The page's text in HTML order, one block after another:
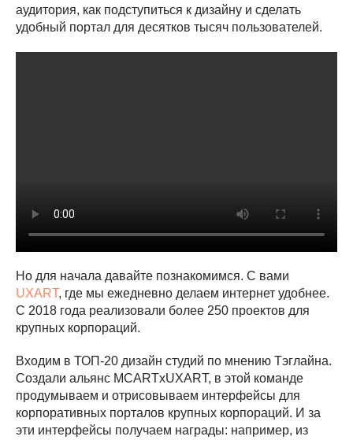
аудитория, как подступиться к дизайну и сделать
удобный портал для десятков тысяч пользователей.
Но для начала давайте познакомимся. С вами
UXART, где мы ежедневно делаем интернет удобнее.
С 2018 года реализовали более 250 проектов для
крупных корпораций.
Входим в ТОП-20 дизайн студий по мнению Тэглайна.
Создали альянс MCARTxUXART, в этой команде
продумываем и отрисовываем интерфейсы для
корпоративных порталов крупных корпораций. И за
эти интерфейсы получаем награды: например, из